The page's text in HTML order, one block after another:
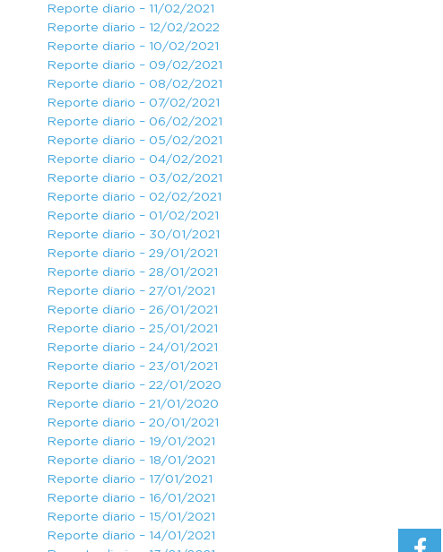
Reporte diario – 11/02/2021
Reporte diario – 12/02/2022
Reporte diario – 10/02/2021
Reporte diario – 09/02/2021
Reporte diario – 08/02/2021
Reporte diario – 07/02/2021
Reporte diario – 06/02/2021
Reporte diario – 05/02/2021
Reporte diario – 04/02/2021
Reporte diario – 03/02/2021
Reporte diario – 02/02/2021
Reporte diario – 01/02/2021
Reporte diario – 30/01/2021
Reporte diario – 29/01/2021
Reporte diario – 28/01/2021
Reporte diario – 27/01/2021
Reporte diario – 26/01/2021
Reporte diario – 25/01/2021
Reporte diario – 24/01/2021
Reporte diario – 23/01/2021
Reporte diario – 22/01/2020
Reporte diario – 21/01/2020
Reporte diario – 20/01/2021
Reporte diario – 19/01/2021
Reporte diario – 18/01/2021
Reporte diario – 17/01/2021
Reporte diario – 16/01/2021
Reporte diario – 15/01/2021
Reporte diario – 14/01/2021